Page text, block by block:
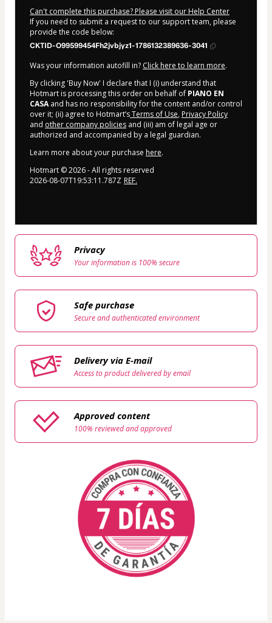
Can't complete this purchase? Please visit our Help Center
If you need to submit a request to our support team, please
provide the code below:
CKTID-O99599454Fh2jvbjyz1-1786132389636-3041
Was your information autofill in? Click here to learn more.
By clicking 'Buy Now' I declare that I (i) understand that
Hotmart is processing this order on behalf of PIANO EN
CASAand has no responsibility for the content and/or control
over it; (ii) agree to Hotmart’sTerms of Use, Privacy Policy
and other company policies and (iii) am of legal age or
authorized and accompanied by a legal guardian.
Learn more about your purchase here.
Hotmart ©2026- All rights reserved
2026-08-07T19:53:11.787Z REF.
Privacy
Your information is 100% secure
Safe purchase
Secure and authenticated environment
Delivery via E-mail
Access to product delivered by email
Approved content
100% reviewed and approved